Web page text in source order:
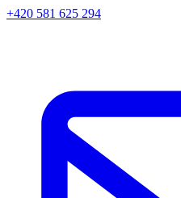
+420 581 625 294